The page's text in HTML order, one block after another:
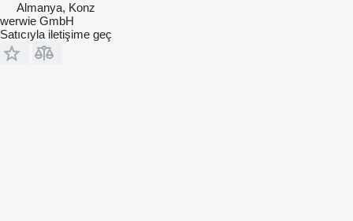
Almanya, Konz
werwie GmbH
Satıcıyla iletişime geç